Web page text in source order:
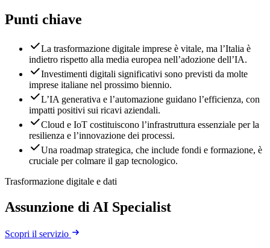
Punti chiave
La trasformazione digitale imprese è vitale, ma l’Italia è
indietro rispetto alla media europea nell’adozione dell’IA.
Investimenti digitali significativi sono previsti da molte
imprese italiane nel prossimo biennio.
L’IA generativa e l’automazione guidano l’efficienza, con
impatti positivi sui ricavi aziendali.
Cloud e IoT costituiscono l’infrastruttura essenziale per la
resilienza e l’innovazione dei processi.
Una roadmap strategica, che include fondi e formazione, è
cruciale per colmare il gap tecnologico.
Trasformazione digitale e dati
Assunzione di AI Specialist
Scopri il servizio